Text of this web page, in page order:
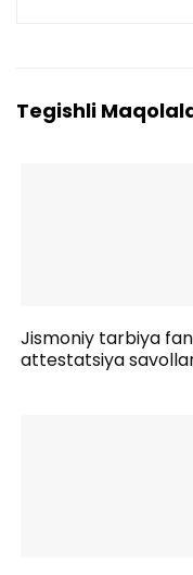
Tegishli
Jismoniy tarbiya
attestatsiya